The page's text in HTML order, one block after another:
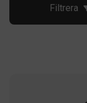
Filtrera